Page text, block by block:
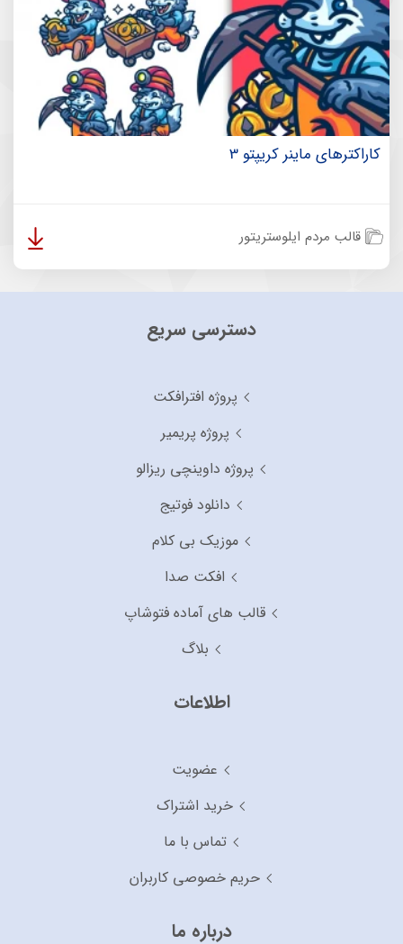
کاراکترهای ماینر کریپتو 3
قالب مردم ایلوستریتور
دسترسی سریع
پروژه افترافکت
پروژه پریمیر
پروژه داوینچی ریزالو
دانلود فوتیج
موزیک بی کلام
افکت صدا
قالب های آماده فتوشاپ
بلاگ
اطلاعات
عضویت
خرید اشتراک
تماس با ما
حریم خصوصی کاربران
درباره ما